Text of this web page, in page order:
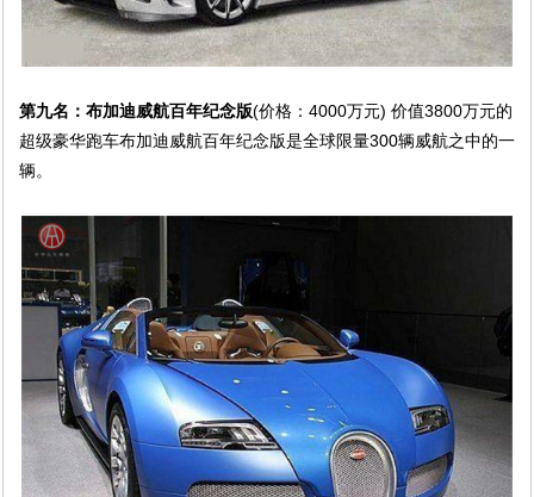
第九名：布加迪威航百年纪念版(价格：4000万元) 价值3800万元的
超级豪华跑车布加迪威航百年纪念版是全球限量300辆威航之中的一
辆。